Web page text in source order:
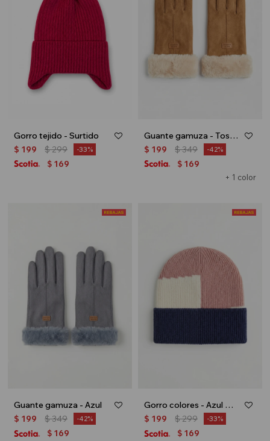
Gorro tejido - Surtido
$ 199 $299 33
$ 169
Guante gamuza - Tostado
+ 1 color
$ 199 $349 42
$ 169
Guante gamuza - Azul
$ 199 $349 42
$ 169
Gorro colores - Azul marino
$ 199 $299 33
$ 169